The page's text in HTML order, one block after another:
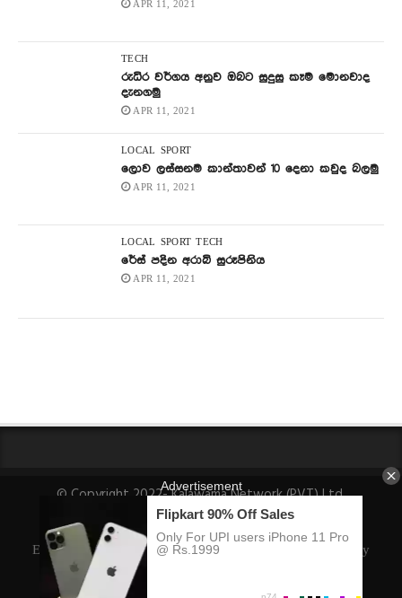
APR 11, 2021
TECH
රුධිර වර්ගය අනුව ඔබට සුදුසු කෑම මොනවාද
දැනගමු
APR 11, 2021
LOCAL SPORT
ලොව ලස්සනම කාන්තාවන් 10 දෙනා කවුද බලමු
APR 11, 2021
LOCAL SPORT TECH
රේස් පදින අරාබි සුරූපිනිය
APR 11, 2021
© Copyright 2022- Kalawama Network (PVT) Ltd.
About Us Fact-Checking Policy Privacy Policy
Ethics Policy Ownership, Funding, and Advertising Policy
Corrections Policy